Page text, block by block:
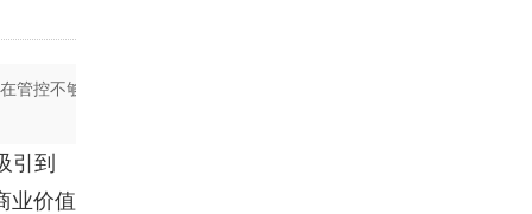
管控不够
引到
业价值